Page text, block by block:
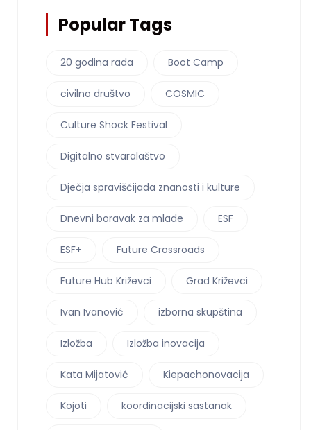
Popular Tags
20 godina rada Boot Camp
civilno društvo COSMIC
Culture Shock Festival
Digitalno stvaralaštvo
Dječja spraviščijada znanosti i kulture
Dnevni boravak za mlade ESF
ESF+ Future Crossroads
Future Hub Križevci Grad Križevci
Ivan Ivanović izborna skupština
Izložba Izložba inovacija
Kata Mijatović Kiepachonovacija
Kojoti koordinacijski sastanak